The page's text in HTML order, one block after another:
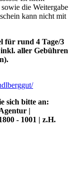
die Weitergabe
kann nicht mit
für rund 4 Tage/3
aller Gebühren
sich bitte an:
|
- 1001 | z.H.